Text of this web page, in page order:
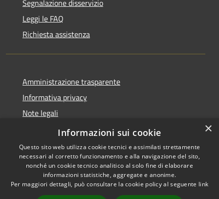
Segnalazione disservizio
Leggi le FAQ
Richiesta assistenza
Amministrazione trasparente
Informativa privacy
Note legali
Dichiarazione di accessibilità
Accessibilità
Copyright © 2026 • Comune di
San Teodoro • Powered by
×
Informazioni sui cookie
Questo sito web utilizza cookie tecnici e assimilati strettamente
necessari al corretto funzionamento e alla navigazione del sito,
nonché un cookie tecnico analitico al solo fine di elaborare
informazioni statistiche, aggregate e anonime.
Per maggiori dettagli, può consultare la cookie policy al seguente link